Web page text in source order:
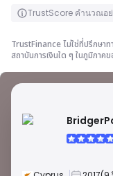
TrustScore คำนวณอย่
TrustFinance ไม่ใช่ที่ปรึกษา
สถาบันการเงินใด ๆ ในภูมิภา
ข้อมูลความปลอดภัย
ออกโดยหน่วยงานกำกับดู